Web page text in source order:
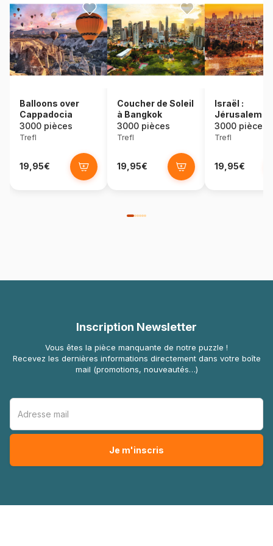
Balloons over
Cappadocia
3000 pièces
Trefl
19,95€
Coucher de Soleil
à Bangkok
3000 pièces
Trefl
19,95€
Israël :
Jérusalem
3000 pièces
Trefl
19,95€
Inscription Newsletter
Vous êtes la pièce manquante de notre puzzle !
Recevez les dernières informations directement dans votre boîte
mail (promotions, nouveautés…)